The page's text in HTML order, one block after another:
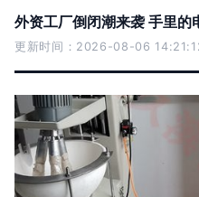
外资工厂倒闭潮来袭 手里的
更新时间：2026-08-06